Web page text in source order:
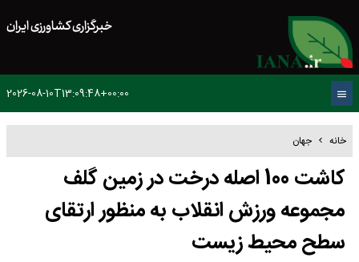
خبرگزاری کشاورزی ایران
2026-08-10T13:09:48+00:00
خانه جهان
کاشت 100 اصله درخت در زمین گلف
مجموعه ورزش انقلاب به منظور ارتقای
سطح محیط زیست